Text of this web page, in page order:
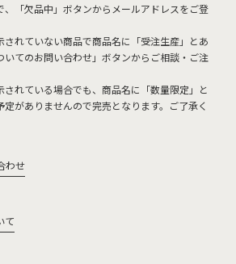
、「欠品中」ボタンからメールアドレスをご登
されていない商品で商品名に「受注生産」とあ
いてのお問い合わせ」ボタンからご相談・ご注
されている場合でも、商品名に「数量限定」と
がありませんので完売となります。ご了承く
わせ
て